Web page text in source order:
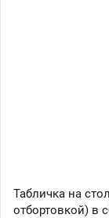
Табличка на
отбортовкой) в